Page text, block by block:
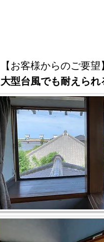
【お客様からのご要望】
大型台風でも耐えら